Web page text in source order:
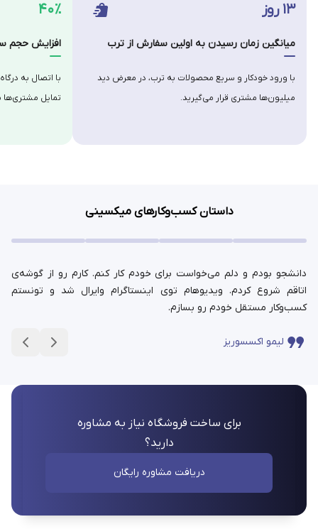
۴۰٪
افزایش حجم
با اتصال به
تمایل
۱۳ روز
میانگین زمان رسیدن به اولین سفارش از ترب
با ورود خودکار و سریع محصولات به ترب، در معرض دید
میلیون‌ها مشتری قرار می‌گیرید.
داستان کسب‌وکارهای میکسینی
دانشجو بودم و دلم می‌خواست برای خودم کار کنم. کارم رو از گوشه‌ی
اتاقم شروع کردم. ویدیوهام توی اینستاگرام وایرال شد و تونستم
کسب‌وکار مستقل خودم رو بسازم.
لیمو اکسسوریز
برای ساخت فروشگاه نیاز به مشاوره
دارید؟
دریافت مشاوره رایگان